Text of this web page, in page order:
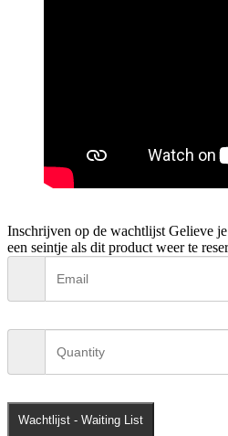
Inschrijven op de wachtlijst Gelieve
een seintje als dit product weer te
Wachtlijst - Waiting List